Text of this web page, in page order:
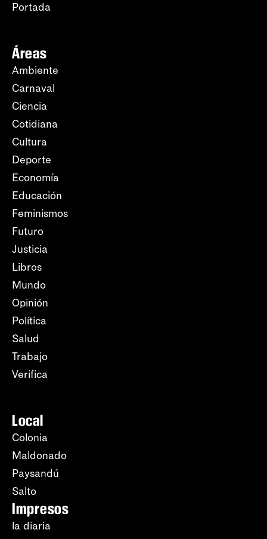
Portada
Áreas
Ambiente
Carnaval
Ciencia
Cotidiana
Cultura
Deporte
Economía
Educación
Feminismos
Futuro
Justicia
Libros
Mundo
Opinión
Política
Salud
Trabajo
Verifica
Local
Colonia
Maldonado
Paysandú
Salto
Impresos
la diaria